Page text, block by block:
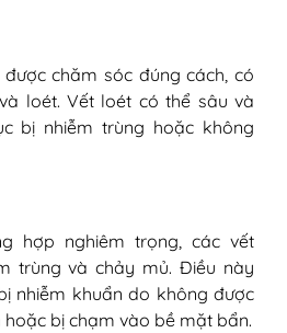
chăm sóc đúng cách, có
loét. Vết loét có thể sâu và
bị nhiễm trùng hoặc không
hợp nghiêm trọng, các vết
trùng và chảy mủ. Điều này
nhiễm khuẩn do không được
hoặc bị chạm vào bề mặt bẩn.